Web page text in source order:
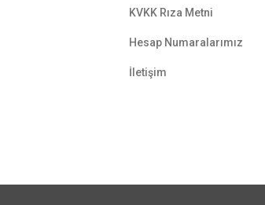
KVKK Rıza Metni
Hesap Numaralarımız
İletişim